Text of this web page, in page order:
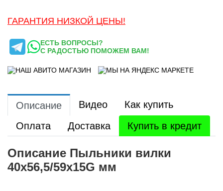
ГАРАНТИЯ НИЗКОЙ ЦЕНЫ!
ЕСТЬ ВОПРОСЫ?
С РАДОСТЬЮ ПОМОЖЕМ ВАМ!
Описание Видео
Как купить
Оплата
Доставка Купить в кредит
Описание Пыльники вилки
40x56,5/59x15G мм